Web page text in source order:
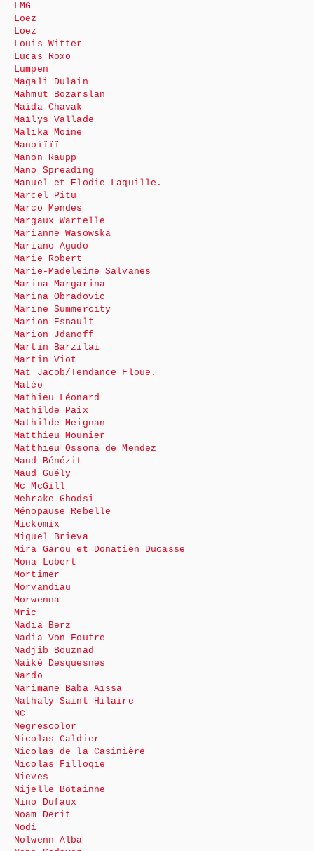
LMG
Loez
Loez
Louis Witter
Lucas Roxo
Lumpen
Magali Dulain
Mahmut Bozarslan
Maïda Chavak
Maïlys Vallade
Malika Moine
Manoïïïï
Manon Raupp
Mano Spreading
Manuel et Elodie Laquille.
Marcel Pitu
Marco Mendes
Margaux Wartelle
Marianne Wasowska
Mariano Agudo
Marie Robert
Marie-Madeleine Salvanes
Marina Margarina
Marina Obradovic
Marine Summercity
Marion Esnault
Marion Jdanoff
Martin Barzilai
Martin Viot
Mat Jacob/Tendance Floue.
Matéo
Mathieu Léonard
Mathilde Paix
Mathilde Meignan
Matthieu Mounier
Matthieu Ossona de Mendez
Maud Bénézit
Maud Guély
Mc McGill
Mehrake Ghodsi
Ménopause Rebelle
Mickomix
Miguel Brieva
Mira Garou et Donatien Ducasse
Mona Lobert
Mortimer
Morvandiau
Morwenna
Mric
Nadia Berz
Nadia Von Foutre
Nadjib Bouznad
Naïké Desquesnes
Nardo
Narimane Baba Aïssa
Nathaly Saint-Hilaire
NC
Negrescolor
Nicolas Caldier
Nicolas de la Casinière
Nicolas Filloqie
Nieves
Nijelle Botainne
Nino Dufaux
Noam Derit
Nodi
Nolwenn Alba